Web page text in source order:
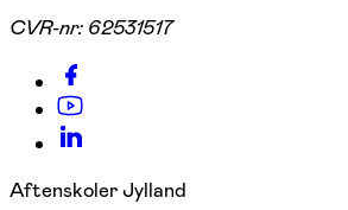
CVR-nr: 62531517
Aftenskoler Jylland